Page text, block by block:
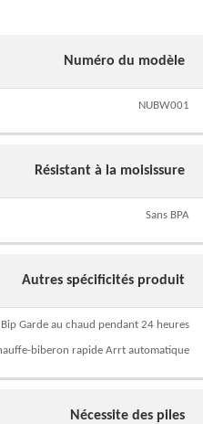
Numéro du modèle
NUBW001
Résistant à la moisissure
Sans BPA
Autres spécificités produit
Garde au chaud pendant 24 heures
biberon rapide Arrt automatique
Nécessite des piles